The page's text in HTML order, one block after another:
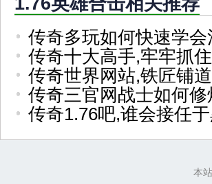
传奇多玩如何快速学
传奇十大高手,牢牢抓
传奇世界网站,铁匠铺
传奇三官网战士如何修
传奇1.76吧,谁会接任
本